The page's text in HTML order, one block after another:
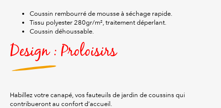
Coussin rembourré de mousse à séchage rapide.
Tissu polyester 280gr/m², traitement déperlant.
Coussin déhoussable.
Design : Proloisirs
Habillez votre canapé, vos fauteuils de jardin de coussins qui
contribueront au confort d’accueil.